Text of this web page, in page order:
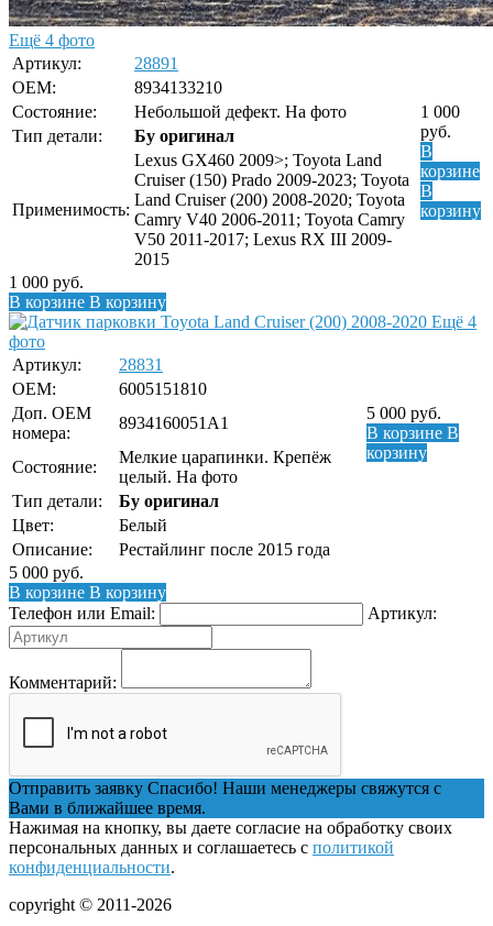
Ещё 4 фото
Артикул:
28891
1 000
руб.
В
корзине
В
корзину
OEM:
8934133210
Состояние:
Небольшой дефект. На фото
Тип детали:
Бу оригинал
Применимость:
Lexus GX460 2009>; Toyota Land
Cruiser (150) Prado 2009-2023; Toyota
Land Cruiser (200) 2008-2020; Toyota
Camry V40 2006-2011; Toyota Camry
V50 2011-2017; Lexus RX III 2009-
2015
1 000 руб.
В корзине В корзину
Ещё 4
фото
Артикул:
28831
5 000 руб.
В корзине В
корзину
OEM:
6005151810
Доп. ОЕМ
номера:
8934160051A1
Состояние:
Мелкие царапинки. Крепёж
целый. На фото
Тип детали:
Бу оригинал
Цвет:
Белый
Описание:
Рестайлинг после 2015 года
5 000 руб.
В корзине В корзину
Телефон или Email:
Артикул:
Комментарий:
Отправить заявку Спасибо! Наши менеджеры свяжутся с
Вами в ближайшее время.
Нажимая на кнопку, вы даете согласие на обработку своих
персональных данных и соглашаетесь с политикой
конфиденциальности.
copyright © 2011-2026